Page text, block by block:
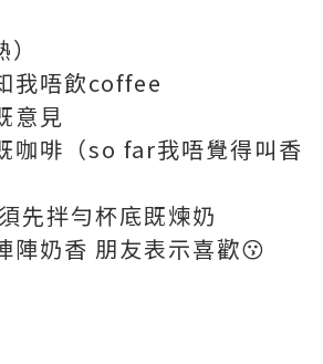
我唔飲coffee
意見
咖啡（so far我唔覺得叫香
先拌勻杯底既煉奶
陣奶香 朋友表示喜歡😗